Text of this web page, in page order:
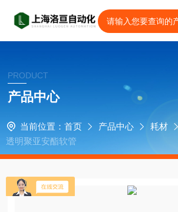
PRODUCT
产品中心
当前位置： 首页 产品中心 耗材
透明聚亚安酯软管